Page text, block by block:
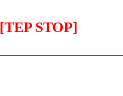
[TEP STOP]